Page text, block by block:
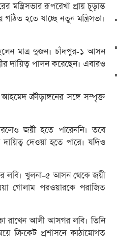
রূপরেখা প্রায় চূড়ান্ত
হতে যাচ্ছে নতুন মন্ত্রিসভা।
মাত্র দুজন। চাঁদপুর-১ আসন
দায়িত্ব পালন করেছেন। এবারও
ক্রীড়াঙ্গনের সঙ্গে সম্পৃক্ত
জয়ী হতে পারেননি। তবে
দেওয়া হতে পারে। যদিও
লবি। খুলনা-৫ আসন থেকে জয়ী
গোলাম পরওয়ারকে পরাজিত
রাখেন আলী আসগর লবি। তিনি
ক্রিকেট প্রশাসনে কাঠামোগত